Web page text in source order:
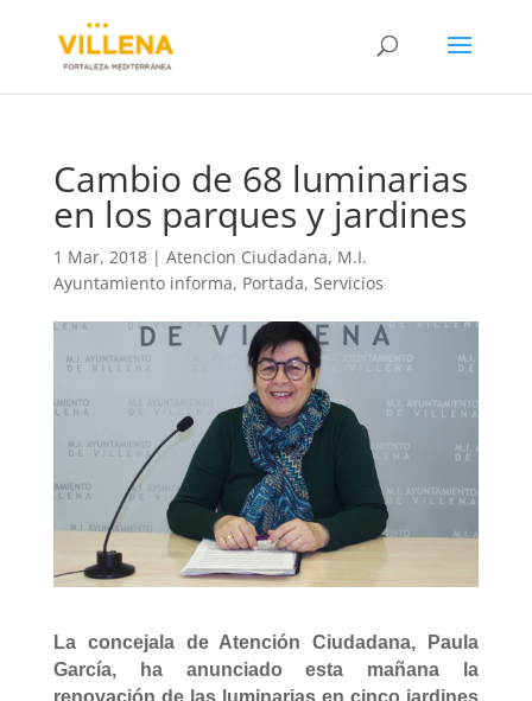
Cambio de 68 luminarias
en los parques y jardines
1 Mar, 2018| Atencion Ciudadana, M.I.
Ayuntamiento informa, Portada, Servicios
La concejala de Atención Ciudadana, Paula
García, ha anunciado esta mañana la
renovación de las luminarias en cinco jardines